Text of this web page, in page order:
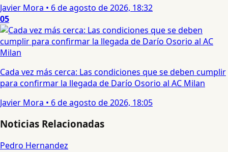
Javier Mora • 6 de agosto de 2026, 18:32
05
Cada vez más cerca: Las condiciones que se deben cumplir
para confirmar la llegada de Darío Osorio al AC Milan
Javier Mora • 6 de agosto de 2026, 18:05
Noticias Relacionadas
Pedro Hernandez